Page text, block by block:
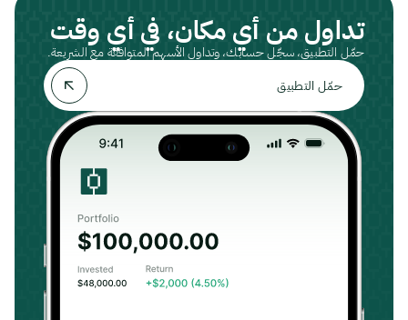
تداول من أي مكان، في أي وقت
حمّل التطبيق، سجّل حسابك، وتداول الأسهم المتوافقة مع الشريعة.
حمّل التطبيق